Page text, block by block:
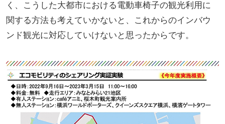
く、こうした大都市における電動車椅子の観光利用に
関する方法も考えていかないと、これからのインバウ
ンド観光に対応していけないと思ったからです。